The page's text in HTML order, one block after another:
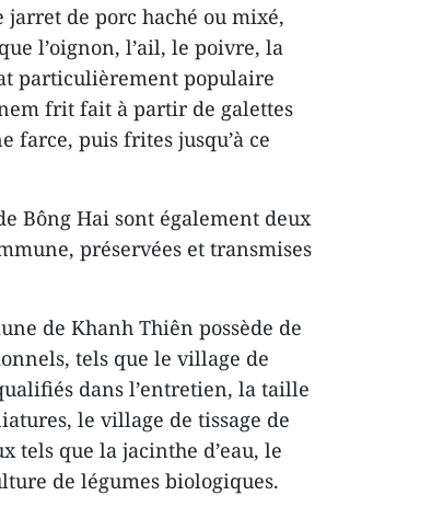
de porc haché ou mixé,
l’oignon, l’ail, le poivre, la
particulièrement populaire
frit fait à partir de galettes
farce, puis frites jusqu’à ce
Bông Hai sont également deux
préservées et transmises
de Khanh Thiên possède de
tels que le village de
dans l’entretien, la taille
le village de tissage de
tels que la jacinthe d’eau, le
de légumes biologiques.